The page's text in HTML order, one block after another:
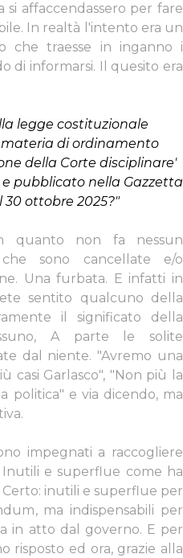
si affaccendassero per fare
In realtà l'intento era un
che traesse in inganno i
di informarsi. Il quesito era
legge costituzionale
di ordinamento
della Corte disciplinare'
pubblicato nella Gazzetta
30 ottobre 2025?"
quanto non fa nessun
sono cancellate e/o
Una furbata. E infatti in
sentito qualcuno della
il significato della
A parte le solite
dal niente. "Avremo una
casi Garlasco", "Non più la
politica" e via dicendo, ma
impegnati a raccogliere
e superflue come ha
inutili e superflue per
ma indispensabili per
in atto dal governo. E per
risposto ed ora, grazie alla